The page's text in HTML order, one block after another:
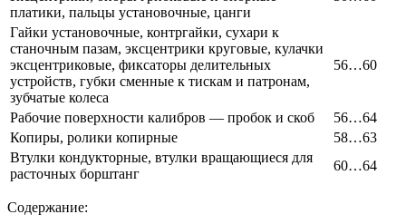
платики, пальцы установочные, цанги
Гайки установочные, контргайки, сухари к
станочным пазам, эксцентрики круговые, кулачки
эксцентриковые, фиксаторы делительных
устройств, губки сменные к тискам и патронам,
зубчатые колеса
56…60
Рабочие поверхности калибров — пробок и скоб
56…64
Копиры, ролики копирные
58…63
Втулки кондукторные, втулки вращающиеся для
расточных борштанг
60…64
Содержание: